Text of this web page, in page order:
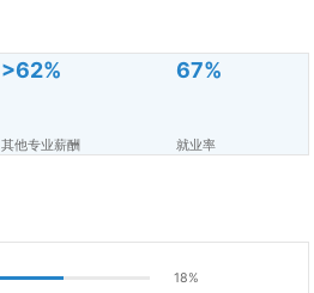
>62%
其他专业薪酬
67%
就业率
18%